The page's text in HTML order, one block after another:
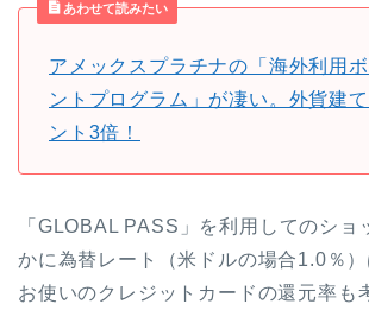
あわせて読みたい
アメックスプラチナの「海外利用
ントプログラム」が凄い。外貨建
ント3倍！
「GLOBAL PASS」を利用してのショ
かに為替レート（米ドルの場合1.0％）
お使いのクレジットカードの還元率も